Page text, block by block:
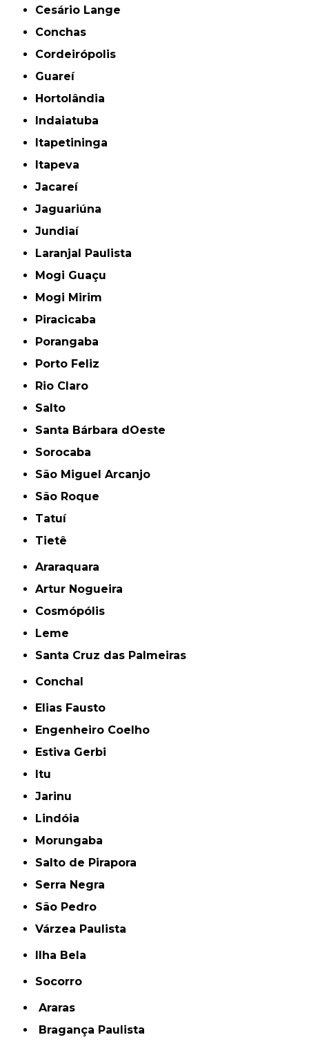
Cesário Lange
Conchas
Cordeirópolis
Guareí
Hortolândia
Indaiatuba
Itapetininga
Itapeva
Jacareí
Jaguariúna
Jundiaí
Laranjal Paulista
Mogi Guaçu
Mogi Mirim
Piracicaba
Porangaba
Porto Feliz
Rio Claro
Salto
Santa Bárbara dOeste
Sorocaba
São Miguel Arcanjo
São Roque
Tatuí
Tietê
Araraquara
Artur Nogueira
Cosmópólis
Leme
Santa Cruz das Palmeiras
Conchal
Elias Fausto
Engenheiro Coelho
Estiva Gerbi
Itu
Jarinu
Lindóia
Morungaba
Salto de Pirapora
Serra Negra
São Pedro
Várzea Paulista
Ilha Bela
Socorro
Araras
Bragança Paulista